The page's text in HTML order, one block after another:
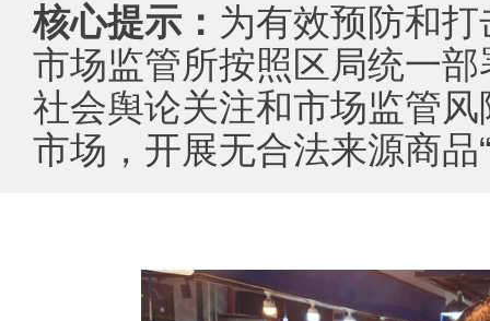
核心提示： 为有效预防和
市场监管所按照区局统一
社会舆论关注和市场监管
市场，开展无合法来源商品